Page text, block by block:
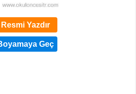
Resmi Yazdır